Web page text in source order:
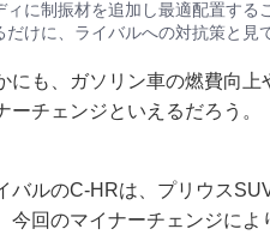
ィに制振材を追加し最適配置する
だけに、ライバルへの対抗策と見
にも、ガソリン車の燃費向
ーチェンジといえるだろう。
バルのC-HRは、プリウス
今回のマイナーチェンジによ